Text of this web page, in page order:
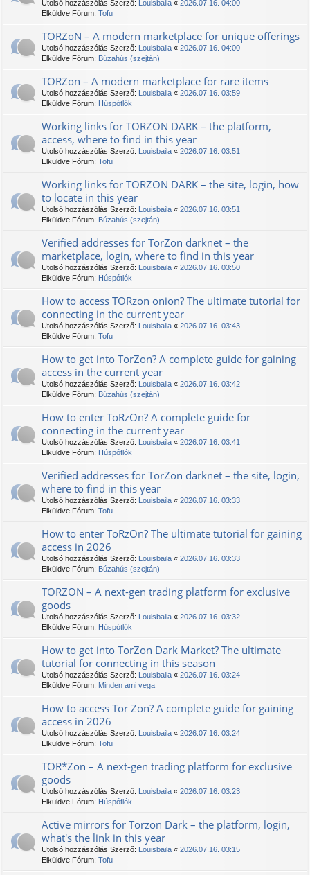
Utolsó hozzászólás Szerző: Louisbaila « 2026.07.16. 04:00
Elküldve Fórum: Tofu
TORZoN – A modern marketplace for unique offerings
Utolsó hozzászólás Szerző: Louisbaila « 2026.07.16. 04:00
Elküldve Fórum: Búzahús (szejtán)
TORZon – A modern marketplace for rare items
Utolsó hozzászólás Szerző: Louisbaila « 2026.07.16. 03:59
Elküldve Fórum: Húspótlók
Working links for TORZON DARK – the platform,
access, where to find in this year
Utolsó hozzászólás Szerző: Louisbaila « 2026.07.16. 03:51
Elküldve Fórum: Tofu
Working links for TORZON DARK – the site, login, how
to locate in this year
Utolsó hozzászólás Szerző: Louisbaila « 2026.07.16. 03:51
Elküldve Fórum: Búzahús (szejtán)
Verified addresses for TorZon darknet – the
marketplace, login, where to find in this year
Utolsó hozzászólás Szerző: Louisbaila « 2026.07.16. 03:50
Elküldve Fórum: Húspótlók
How to access TORzon onion? The ultimate tutorial for
connecting in the current year
Utolsó hozzászólás Szerző: Louisbaila « 2026.07.16. 03:43
Elküldve Fórum: Tofu
How to get into TorZon? A complete guide for gaining
access in the current year
Utolsó hozzászólás Szerző: Louisbaila « 2026.07.16. 03:42
Elküldve Fórum: Búzahús (szejtán)
How to enter TоRzOn? A complete guide for
connecting in the current year
Utolsó hozzászólás Szerző: Louisbaila « 2026.07.16. 03:41
Elküldve Fórum: Húspótlók
Verified addresses for TorZon darknet – the site, login,
where to find in this year
Utolsó hozzászólás Szerző: Louisbaila « 2026.07.16. 03:33
Elküldve Fórum: Tofu
How to enter TоRzOn? The ultimate tutorial for gaining
access in 2026
Utolsó hozzászólás Szerző: Louisbaila « 2026.07.16. 03:33
Elküldve Fórum: Búzahús (szejtán)
ТОRZON – A next-gen trading platform for exclusive
goods
Utolsó hozzászólás Szerző: Louisbaila « 2026.07.16. 03:32
Elküldve Fórum: Húspótlók
How to get into TorZon Dark Market? The ultimate
tutorial for connecting in this season
Utolsó hozzászólás Szerző: Louisbaila « 2026.07.16. 03:24
Elküldve Fórum: Minden ami vega
How to access Tor Zon? A complete guide for gaining
access in 2026
Utolsó hozzászólás Szerző: Louisbaila « 2026.07.16. 03:24
Elküldve Fórum: Tofu
TOR*Zon – A next-gen trading platform for exclusive
goods
Utolsó hozzászólás Szerző: Louisbaila « 2026.07.16. 03:23
Elküldve Fórum: Húspótlók
Active mirrors for Torzon Dark – the platform, login,
what's the link in this year
Utolsó hozzászólás Szerző: Louisbaila « 2026.07.16. 03:15
Elküldve Fórum: Tofu